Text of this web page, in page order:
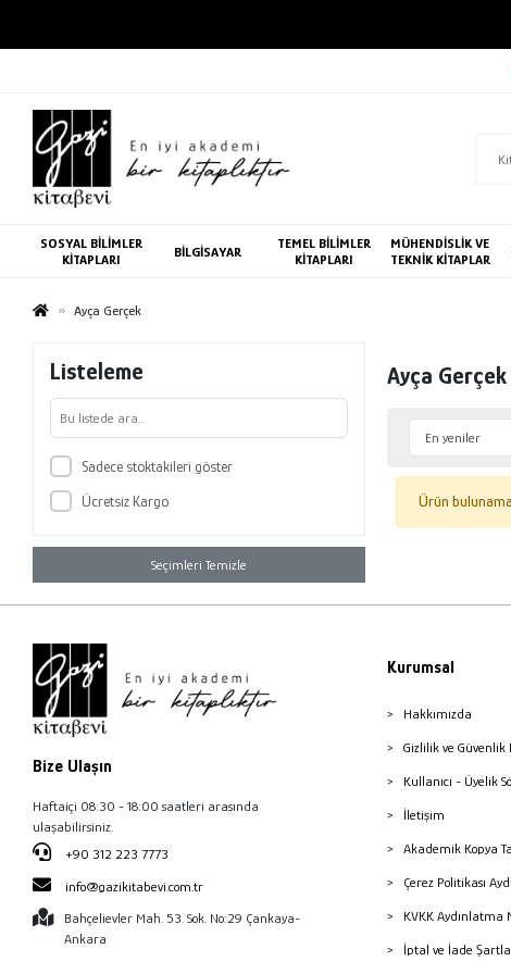
SOSYAL BİLİMLER
KİTAPLARI
BİLGİSAYAR
TEMEL BİLİMLER
KİTAPLARI
MÜHENDİSLİK VE
TEKNİK KİTAPLAR
Ayça Gerçek
Listeleme
Sadece stoktakileri göster
Ücretsiz Kargo
Seçimleri Temizle
Ayça Gerçek
Ürün
Bize Ulaşın
Haftaiçi 08:30 - 18:00 saatleri arasında
ulaşabilirsiniz.
+90 312 223 7773
info@gazikitabevi.com.tr
Bahçelievler Mah. 53. Sok. No:29 Çankaya-
Ankara
Kurumsal
Hakkımızda
Gizlilik ve Güvenlik
Kullanıcı - Üyelik
İletişim
Akademik Kopya
Çerez Politikası
KVKK Aydınlatma
İptal ve İade